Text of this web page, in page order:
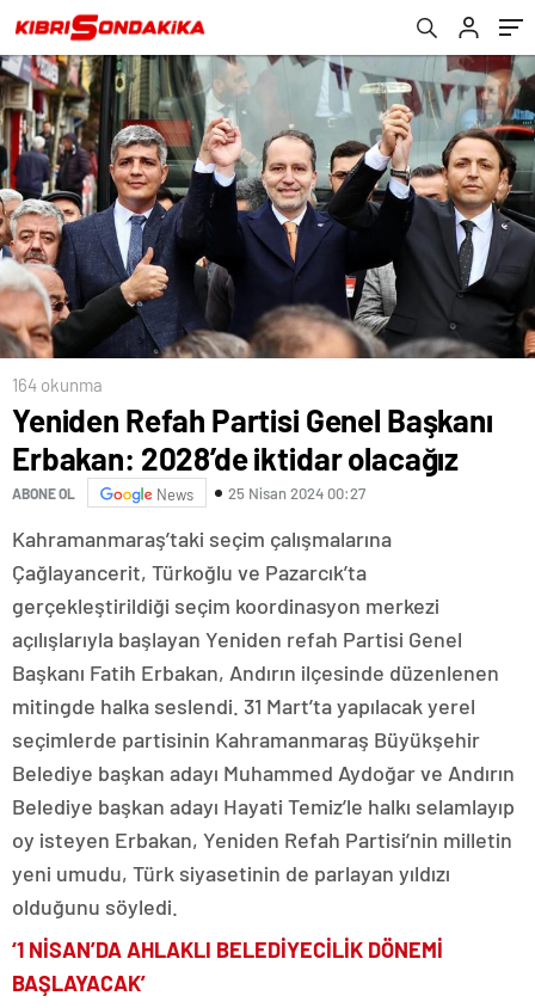
164 okunma
Yeniden Refah Partisi Genel Başkanı
Erbakan: 2028’de iktidar olacağız
ABONE OL News 25 Nisan 2024 00:27
Kahramanmaraş’taki seçim çalışmalarına
Çağlayancerit, Türkoğlu ve Pazarcık’ta
gerçekleştirildiği seçim koordinasyon merkezi
açılışlarıyla başlayan Yeniden refah Partisi Genel
Başkanı Fatih Erbakan, Andırın ilçesinde düzenlenen
mitingde halka seslendi. 31 Mart’ta yapılacak yerel
seçimlerde partisinin Kahramanmaraş Büyükşehir
Belediye başkan adayı Muhammed Aydoğar ve Andırın
Belediye başkan adayı Hayati Temiz’le halkı selamlayıp
oy isteyen Erbakan, Yeniden Refah Partisi’nin milletin
yeni umudu, Türk siyasetinin de parlayan yıldızı
olduğunu söyledi.
‘1 NİSAN’DA AHLAKLI BELEDİYECİLİK DÖNEMİ
BAŞLAYACAK’